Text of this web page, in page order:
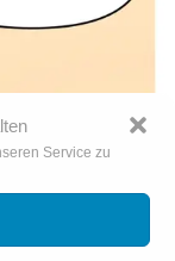
Service zu